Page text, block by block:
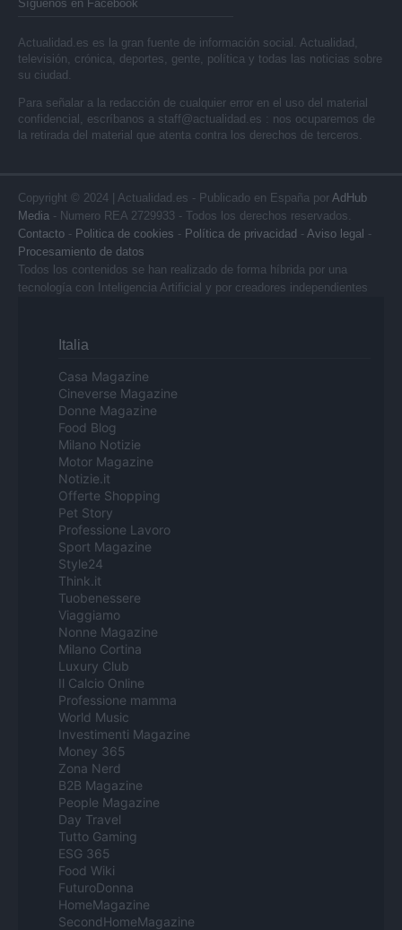
Síguenos en Facebook
Actualidad.es es la gran fuente de información social. Actualidad,
televisión, crónica, deportes, gente, política y todas las noticias sobre
su ciudad.
Para señalar a la redacción de cualquier error en el uso del material
confidencial, escríbanos a staff@actualidad.es : nos ocuparemos de
la retirada del material que atenta contra los derechos de terceros.
Copyright © 2024 | Actualidad.es - Publicado en España por AdHub
Media - Numero REA 2729933 - Todos los derechos reservados.
Contacto - Politica de cookies - Política de privacidad - Aviso legal -
Procesamiento de datos
Todos los contenidos se han realizado de forma híbrida por una
tecnología con Inteligencia Artificial y por creadores independientes
Italia
Casa Magazine
Cineverse Magazine
Donne Magazine
Food Blog
Milano Notizie
Motor Magazine
Notizie.it
Offerte Shopping
Pet Story
Professione Lavoro
Sport Magazine
Style24
Think.it
Tuobenessere
Viaggiamo
Nonne Magazine
Milano Cortina
Luxury Club
Il Calcio Online
Professione mamma
World Music
Investimenti Magazine
Money 365
Zona Nerd
B2B Magazine
People Magazine
Day Travel
Tutto Gaming
ESG 365
Food Wiki
FuturoDonna
HomeMagazine
SecondHomeMagazine